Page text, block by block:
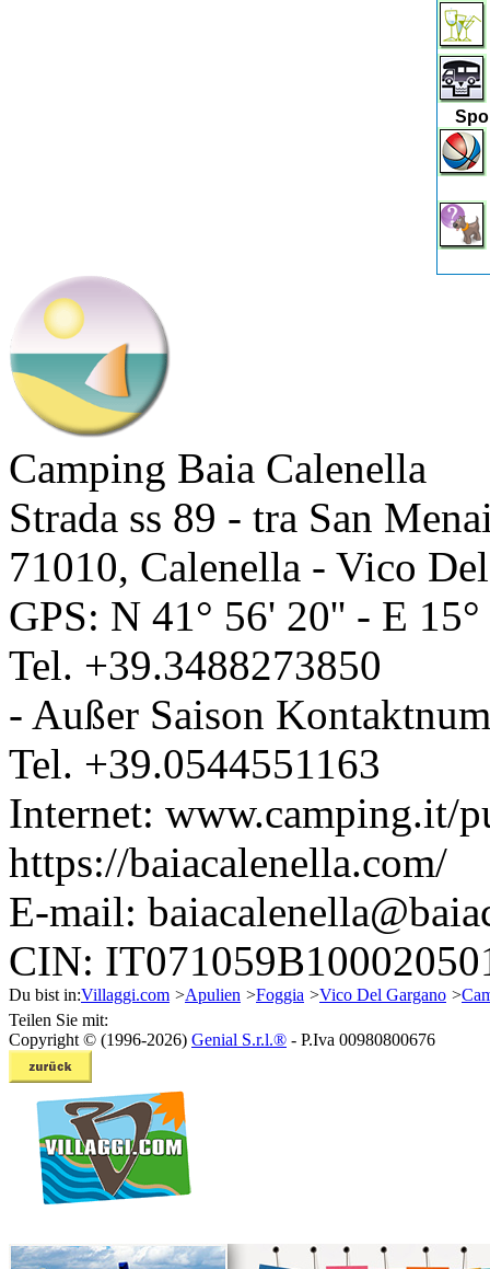
Camping Baia Calenella
Strada ss 89 - tra San
71010, Calenella - Vico
GPS: N 41° 56' 20'' - E
Tel. +39.3488273850
- Außer Saison
Tel. +39.0544551163
Internet: www.camping.it/
https://baiacalenella.com/
E-mail:
CIN:
Du bist in:Villaggi.com >Apulien >Foggia >Vico Del Gargano >
Teilen Sie mit:
Copyright © (1996-2026) Genial S.r.l.® - P.Iva 00980800676